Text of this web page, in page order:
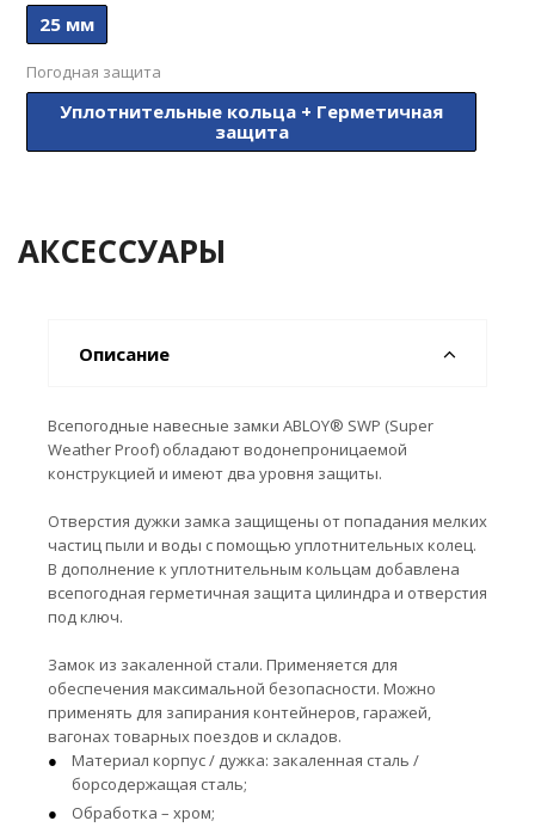
25 мм
Погодная защита
Уплотнительные кольца + Герметичная
защита
АКСЕССУАРЫ
Описание
Всепогодные навесные замки ABLOY® SWP (Super
Weather Proof) обладают водонепроницаемой
конструкцией и имеют два уровня защиты.
Отверстия дужки замка защищены от попадания мелких
частиц пыли и воды с помощью уплотнительных колец.
В дополнение к уплотнительным кольцам добавлена
всепогодная герметичная защита цилиндра и отверстия
под ключ.
Замок из закаленной стали. Применяется для
обеспечения максимальной безопасности. Можно
применять для запирания контейнеров, гаражей,
вагонах товарных поездов и складов.
Материал корпус / дужка: закаленная сталь /
борсодержащая сталь;
Обработка – хром;